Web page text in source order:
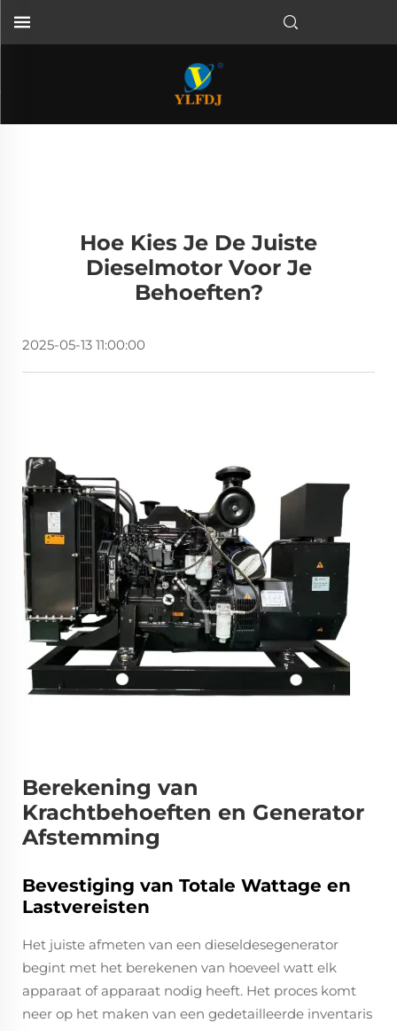
Hoe Kies Je De Juiste
Dieselmotor Voor Je
Behoeften?
2025-05-13 11:00:00
Berekening van
Krachtbehoeften en Generator
Afstemming
Bevestiging van Totale Wattage en
Lastvereisten
Het juiste afmeten van een dieseldesegenerator
begint met het berekenen van hoeveel watt elk
apparaat of apparaat nodig heeft. Het proces komt
neer op het maken van een gedetailleerde inventaris